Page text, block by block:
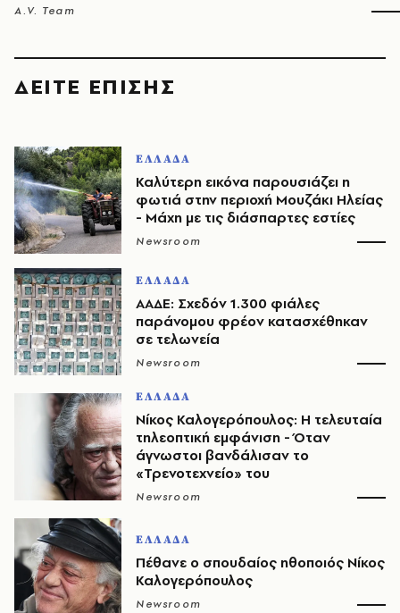
A.V. Team
ΔΕΙΤΕ ΕΠΙΣΗΣ
ΕΛΛΑΔΑ
Καλύτερη εικόνα παρουσιάζει η
φωτιά στην περιοχή Μουζάκι Ηλείας
- Μάχη με τις διάσπαρτες εστίες
Newsroom
ΕΛΛΑΔΑ
ΑΑΔΕ: Σχεδόν 1.300 φιάλες
παράνομου φρέον κατασχέθηκαν
σε τελωνεία
Newsroom
ΕΛΛΑΔΑ
Νίκος Καλογερόπουλος: Η τελευταία
τηλεοπτική εμφάνιση - Όταν
άγνωστοι βανδάλισαν το
«Τρενοτεχνείο» του
Newsroom
ΕΛΛΑΔΑ
Πέθανε ο σπουδαίος ηθοποιός Νίκος
Καλογερόπουλος
Newsroom